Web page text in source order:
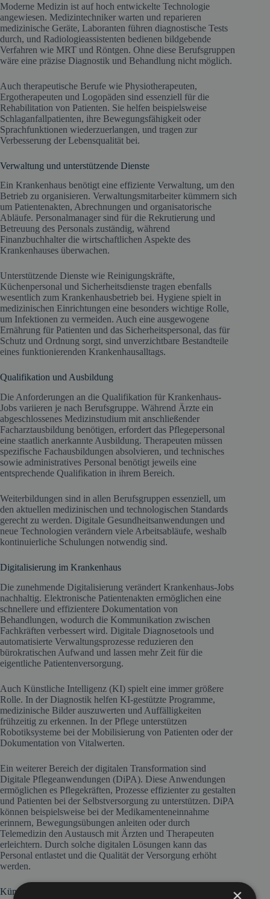
Moderne Medizin ist auf hoch entwickelte Technologie
angewiesen. Medizintechniker warten und reparieren
medizinische Geräte, Laboranten führen diagnostische Tests
durch, und Radiologieassistenten bedienen bildgebende
Verfahren wie MRT und Röntgen. Ohne diese Berufsgruppen
wäre eine präzise Diagnostik und Behandlung nicht möglich.
Auch therapeutische Berufe wie Physiotherapeuten,
Ergotherapeuten und Logopäden sind essenziell für die
Rehabilitation von Patienten. Sie helfen beispielsweise
Schlaganfallpatienten, ihre Bewegungsfähigkeit oder
Sprachfunktionen wiederzuerlangen, und tragen zur
Verbesserung der Lebensqualität bei.
Verwaltung und unterstützende Dienste
Ein Krankenhaus benötigt eine effiziente Verwaltung, um den
Betrieb zu organisieren. Verwaltungsmitarbeiter kümmern sich
um Patientenakten, Abrechnungen und organisatorische
Abläufe. Personalmanager sind für die Rekrutierung und
Betreuung des Personals zuständig, während
Finanzbuchhalter die wirtschaftlichen Aspekte des
Krankenhauses überwachen.
Unterstützende Dienste wie Reinigungskräfte,
Küchenpersonal und Sicherheitsdienste tragen ebenfalls
wesentlich zum Krankenhausbetrieb bei. Hygiene spielt in
medizinischen Einrichtungen eine besonders wichtige Rolle,
um Infektionen zu vermeiden. Auch eine ausgewogene
Ernährung für Patienten und das Sicherheitspersonal, das für
Schutz und Ordnung sorgt, sind unverzichtbare Bestandteile
eines funktionierenden Krankenhausalltags.
Qualifikation und Ausbildung
Die Anforderungen an die Qualifikation für Krankenhaus-
Jobs variieren je nach Berufsgruppe. Während Ärzte ein
abgeschlossenes Medizinstudium mit anschließender
Facharztausbildung benötigen, erfordert das Pflegepersonal
eine staatlich anerkannte Ausbildung. Therapeuten müssen
spezifische Fachausbildungen absolvieren, und technisches
sowie administratives Personal benötigt jeweils eine
entsprechende Qualifikation in ihrem Bereich.
Weiterbildungen sind in allen Berufsgruppen essenziell, um
den aktuellen medizinischen und technologischen Standards
gerecht zu werden. Digitale Gesundheitsanwendungen und
neue Technologien verändern viele Arbeitsabläufe, weshalb
kontinuierliche Schulungen notwendig sind.
Digitalisierung im Krankenhaus
Die zunehmende Digitalisierung verändert Krankenhaus-Jobs
nachhaltig. Elektronische Patientenakten ermöglichen eine
schnellere und effizientere Dokumentation von
Behandlungen, wodurch die Kommunikation zwischen
Fachkräften verbessert wird. Digitale Diagnosetools und
automatisierte Verwaltungsprozesse reduzieren den
bürokratischen Aufwand und lassen mehr Zeit für die
eigentliche Patientenversorgung.
Auch Künstliche Intelligenz (KI) spielt eine immer größere
Rolle. In der Diagnostik helfen KI-gestützte Programme,
medizinische Bilder auszuwerten und Auffälligkeiten
frühzeitig zu erkennen. In der Pflege unterstützen
Robotiksysteme bei der Mobilisierung von Patienten oder der
Dokumentation von Vitalwerten.
Ein weiterer Bereich der digitalen Transformation sind
Digitale Pflegeanwendungen (DiPA). Diese Anwendungen
ermöglichen es Pflegekräften, Prozesse effizienter zu gestalten
und Patienten bei der Selbstversorgung zu unterstützen. DiPA
können beispielsweise bei der Medikamenteneinnahme
erinnern, Bewegungsübungen anleiten oder durch
Telemedizin den Austausch mit Ärzten und Therapeuten
erleichtern. Durch solche digitalen Lösungen kann das
Personal entlastet und die Qualität der Versorgung erhöht
werden.
Künstliche Intelligenz in der Jobsuche und